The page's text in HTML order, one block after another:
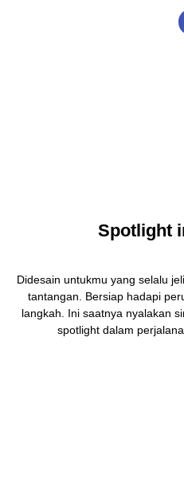
Spotlight
Didesain untukmu yang selalu
tantangan. Bersiap hadapi
langkah. Ini saatnya nyalakan
spotlight dalam